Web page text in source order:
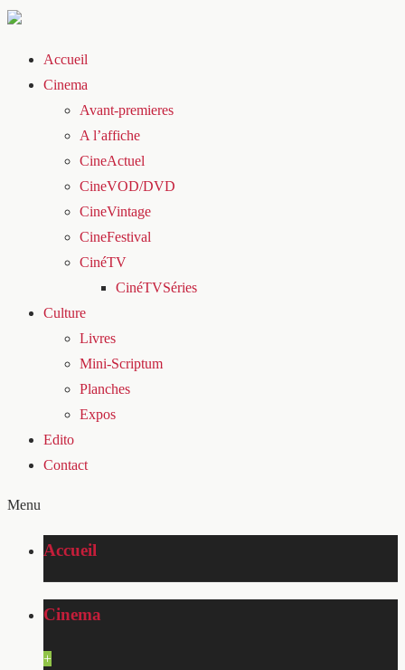
Accueil
Cinema
Avant-premieres
A l’affiche
CineActuel
CineVOD/DVD
CineVintage
CineFestival
CinéTV
CinéTVSéries
Culture
Livres
Mini-Scriptum
Planches
Expos
Edito
Contact
Menu
Accueil
Cinema
+